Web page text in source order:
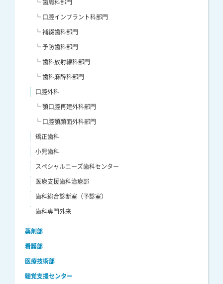
└ 歯周科部門
└ 口腔インプラント科部門
└ 補綴歯科部門
└ 予防歯科部門
└ 歯科放射線科部門
└ 歯科麻酔科部門
口腔外科
└ 顎口腔再建外科部門
└ 口腔顎顔面外科部門
矯正歯科
小児歯科
スペシャルニーズ歯科センター
医療支援歯科治療部
歯科総合診断室（予診室）
歯科専門外来
薬剤部
看護部
医療技術部
聴覚支援センター